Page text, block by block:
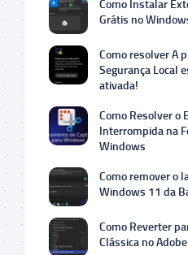
Como Instalar
Grátis no
Como resolver A
Segurança Local
ativada!
Como Resolver o
Interrompida na
Windows
Como remover o
Windows 11 da
Como Reverter
Clássica no